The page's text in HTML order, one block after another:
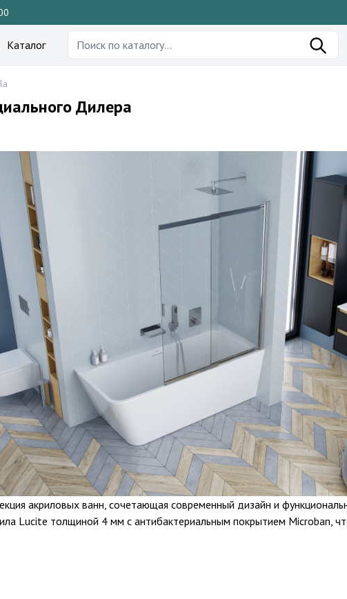
Каталог
Дилера
акриловых ванн, сочетающая современный дизайн и
Lucite толщиной 4 мм с антибактериальным покрытием Microban,